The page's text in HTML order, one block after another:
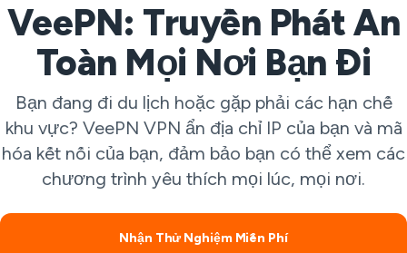
VeePN: Truyền Phát An
Toàn Mọi Nơi Bạn Đi
Bạn đang đi du lịch hoặc gặp phải các hạn chế
khu vực? VeePN VPN ẩn địa chỉ IP của bạn và mã
hóa kết nối của bạn, đảm bảo bạn có thể xem các
chương trình yêu thích mọi lúc, mọi nơi.
Nhận Thử Nghiệm Miễn Phí